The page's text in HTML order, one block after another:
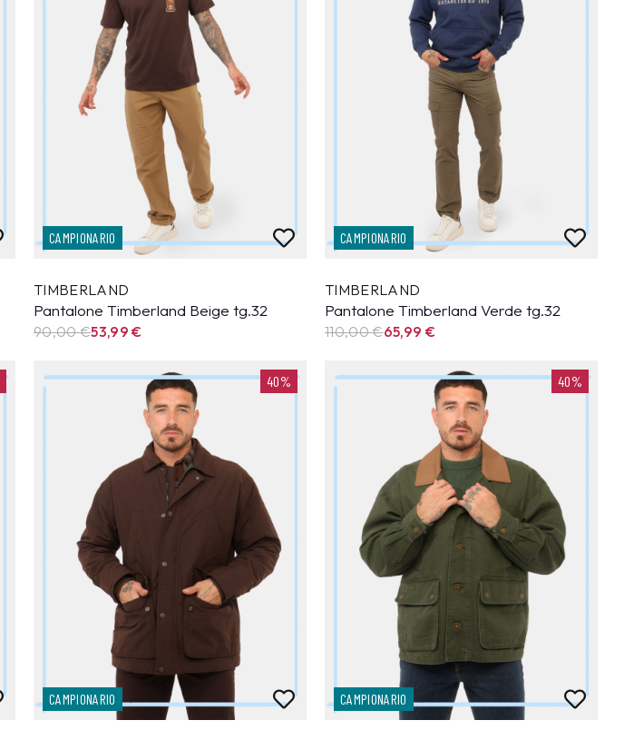
CAMPIONARIO
TIMBERLAND
Pantalone Timberland Beige tg.32
90,00 €53,99€
CAMPIONARIO
TIMBERLAND
Pantalone Timberland Verde tg.32
110,00 €65,99 €
40%
CAMPIONARIO
40%
CAMPIONARIO